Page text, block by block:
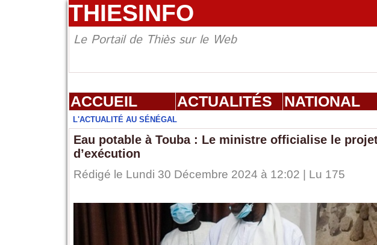
THIESINFO
Le Portail de Thiès sur le Web
ACCUEIL ACTUALITÉS NATIONAL
L'ACTUALITÉ AU SÉNÉGAL
Eau potable à Touba : Le ministre officialise le
d’exécution
Rédigé le Lundi 30 Décembre 2024 à 12:02 | Lu 175